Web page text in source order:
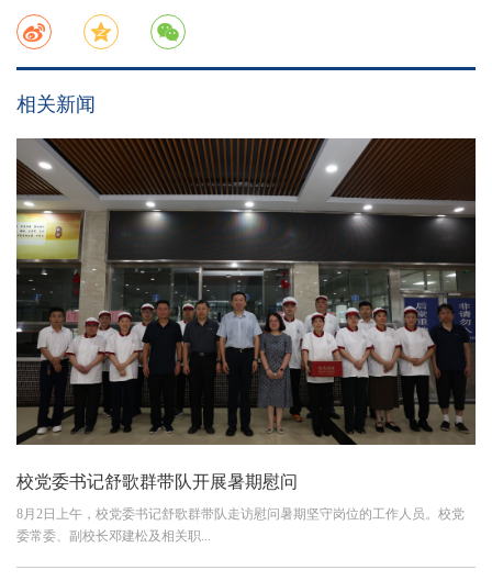
相关新闻
校党委书记舒歌群带队开展暑期慰问
8月2日上午，校党委书记舒歌群带队走访慰问暑期坚守岗位的工作人员。校党
委常委、副校长邓建松及相关职...